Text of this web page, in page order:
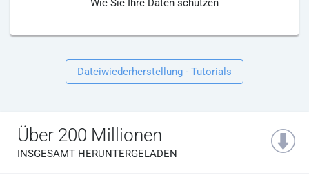
Wie Sie Ihre Daten schützen
Dateiwiederherstellung - Tutorials
Über 200 Millionen
INSGESAMT HERUNTERGELADEN